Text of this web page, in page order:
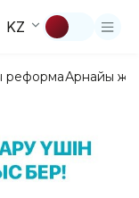
KZ
реформаАрнайы